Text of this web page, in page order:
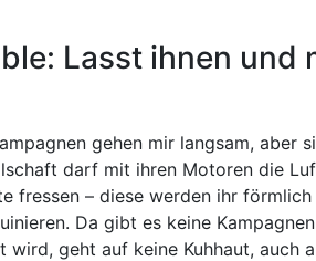
Lasst ihnen und
gehen mir langsam, aber
darf mit ihren Motoren die
fressen – diese werden ihr
Da gibt es keine
geht auf keine Kuhhaut, auch